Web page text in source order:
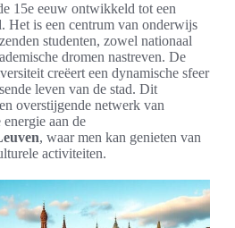
15e eeuw ontwikkeld tot een
Het is een centrum van onderwijs
studenten, zowel nationaal
dromen nastreven. De
creëert een dynamische sfeer
leven van de stad. Dit
overstijgende netwerk van
aan de
, waar men kan genieten van
activiteiten.